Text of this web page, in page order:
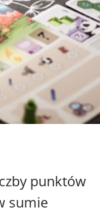
punktów
sumie